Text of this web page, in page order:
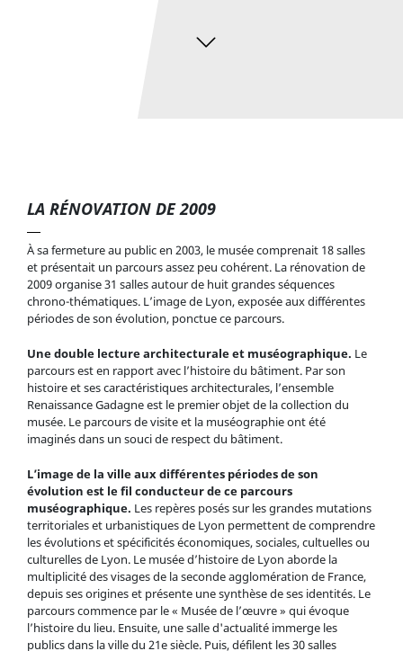
Salle du Musée d'Histoire de Lyon vers 1920 - © Gadagne
Salle Récamier du Musée d'Histoire de Lyon vers 1920 - ©
Gadagne
Salle du Musée d'Histoire de Lyon vers 1940-1950 - ©
Gadagne
LA RÉNOVATION DE 2009
À sa fermeture au public en 2003, le musée comprenait 18 salles
et présentait un parcours assez peu cohérent. La rénovation de
2009 organise 31 salles autour de huit grandes séquences
chrono-thématiques. L’image de Lyon, exposée aux différentes
périodes de son évolution, ponctue ce parcours.
Une double lecture architecturale et muséographique. Le
parcours est en rapport avec l’histoire du bâtiment. Par son
histoire et ses caractéristiques architecturales, l’ensemble
Renaissance Gadagne est le premier objet de la collection du
musée. Le parcours de visite et la muséographie ont été
imaginés dans un souci de respect du bâtiment.
L’image de la ville aux différentes périodes de son
évolution est le fil conducteur de ce parcours
muséographique. Les repères posés sur les grandes mutations
territoriales et urbanistiques de Lyon permettent de comprendre
les évolutions et spécificités économiques, sociales, cultuelles ou
culturelles de Lyon. Le musée d’histoire de Lyon aborde la
multiplicité des visages de la seconde agglomération de France,
depuis ses origines et présente une synthèse de ses identités. Le
parcours commence par le « Musée de l’œuvre » qui évoque
l’histoire du lieu. Ensuite, une salle d'actualité immerge les
publics dans la ville du 21e siècle. Puis, défilent les 30 salles